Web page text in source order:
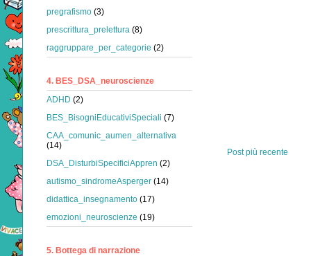
Post più recente
pregrafismo (3)
prescrittura_prelettura (8)
raggruppare_per_categorie (2)
4. BES_DSA_neuroscienze
ADHD (2)
BES_BisogniEducativiSpeciali (7)
CAA_comunic_aumen_alternativa
(14)
DSA_DisturbiSpecificiAppren (2)
autismo_sindromeAsperger (14)
didattica_insegnamento (17)
emozioni_neuroscienze (19)
5. Bottega di narrazione